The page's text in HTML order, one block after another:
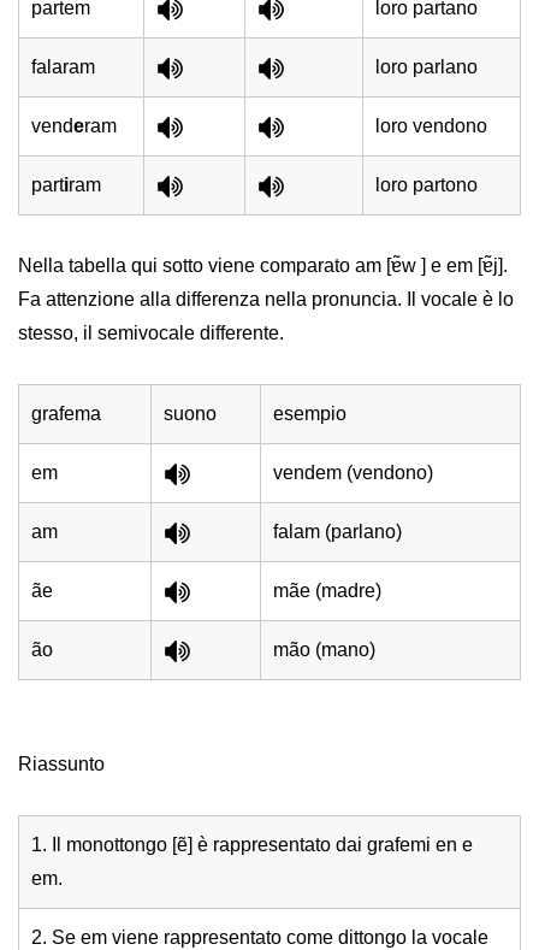
partem loro partano
falaram loro parlano
venderam loro vendono
partiram loro partono
Nella tabella qui sotto viene comparato am [ɐ̃w ] e em [ɐ̃j].
Fa attenzione alla differenza nella pronuncia. Il vocale è lo
stesso, il semivocale differente.
grafema suono esempio
em vendem (vendono)
am falam (parlano)
ãe mãe (madre)
ão mão (mano)
Riassunto
1. Il monottongo [ẽ] è rappresentato dai grafemi en e
em.
2. Se em viene rappresentato come dittongo la vocale